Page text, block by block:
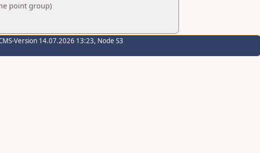
point group)
Version 14.07.2026 13:23, Node S3